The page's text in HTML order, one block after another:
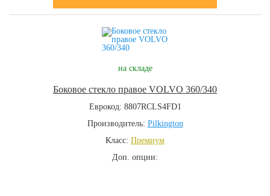
на складе
Боковое стекло правое VOLVO 360/340
Еврокод: 8807RCLS4FD1
Производитель: Pilkington
Класс: Премиум
Доп. опции: